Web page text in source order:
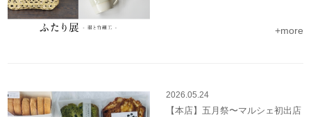
+more
2026.05.24
【本店】五月祭〜マルシェ初出店